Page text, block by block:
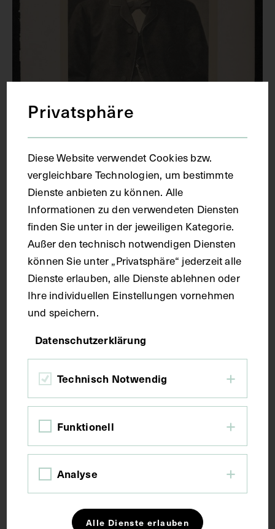
Porträt von Robert Koch, mit
Namenszug und Kurzbiografie auf der
Folgeseite
ADOLF ECKSTEINS VERLAGCIRCA 1880 - 1890
Privatsphäre
Diese Website verwendet Cookies bzw.
vergleichbare Technologien, um bestimmte
Dienste anbieten zu können. Alle
Informationen zu den verwendeten Diensten
finden Sie unter in der jeweiligen Kategorie.
Außer den technisch notwendigen Diensten
können Sie unter „Privatsphäre“ jederzeit alle
Dienste erlauben, alle Dienste ablehnen oder
Ihre individuellen Einstellungen vornehmen
und speichern.
Datenschutzerklärung
Technisch Notwendig
Funktionell
Analyse
Alle Dienste erlauben